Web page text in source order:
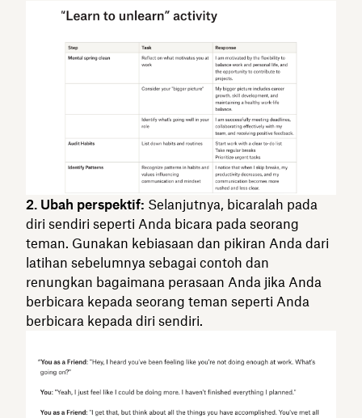
2. Ubah perspektif: Selanjutnya, bicaralah pada
diri sendiri seperti Anda bicara pada seorang
teman. Gunakan kebiasaan dan pikiran Anda dari
latihan sebelumnya sebagai contoh dan
renungkan bagaimana perasaan Anda jika Anda
berbicara kepada seorang teman seperti Anda
berbicara kepada diri sendiri.